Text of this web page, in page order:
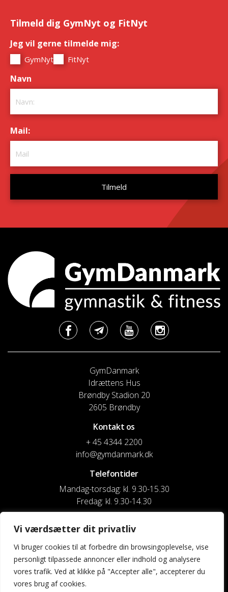
Vi værdsætter dit privatliv
Vi bruger cookies til at forbedre din browsingoplevelse, vise
personligt tilpassede annoncer eller indhold og analysere
vores trafik. Ved at klikke på "Accepter alle", accepterer du
vores brug af cookies.
Tilmeld dig GymNyt og FitNyt
Jeg vil gerne tilmelde mig:
GymNyt FitNyt
Navn
Mail:
GymDanmark
Idrættens Hus
Brøndby Stadion 20
2605 Brøndby
Kontakt os
+ 45 4344 2200
info@gymdanmark.dk
Telefontider
Mandag-torsdag: kl. 9.30-15.30
Fredag: kl. 9.30-14.30
CVR nr. 20916818
Reg. & Kontonr.: 4180 3119119022
Privatlivspolitik og cookies